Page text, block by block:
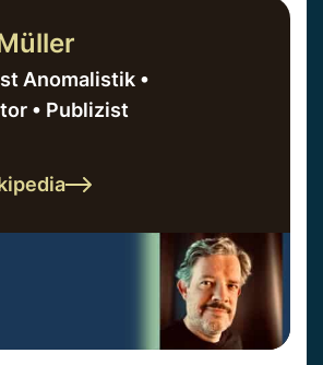
Anomalistik •
• Publizist